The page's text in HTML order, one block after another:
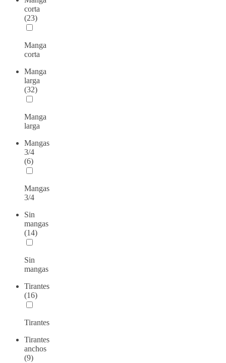
corta
(23)
Manga
corta
Manga
larga
(32)
Manga
larga
Mangas
3/4
(6)
Mangas
3/4
Sin
mangas
(14)
Sin
mangas
Tirantes
(16)
Tirantes
Tirantes
anchos
(9)